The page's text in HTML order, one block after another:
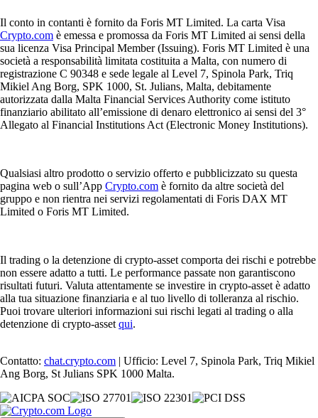
Il conto in contanti è fornito da Foris MT Limited. La carta Visa
Crypto.com è emessa e promossa da Foris MT Limited ai sensi della
sua licenza Visa Principal Member (Issuing). Foris MT Limited è una
società a responsabilità limitata costituita a Malta, con numero di
registrazione C 90348 e sede legale al Level 7, Spinola Park, Triq
Mikiel Ang Borg, SPK 1000, St. Julians, Malta, debitamente
autorizzata dalla Malta Financial Services Authority come istituto
finanziario abilitato all’emissione di denaro elettronico ai sensi del 3°
Allegato al Financial Institutions Act (Electronic Money Institutions).
Qualsiasi altro prodotto o servizio offerto e pubblicizzato su questa
pagina web o sull’App Crypto.com è fornito da altre società del
gruppo e non rientra nei servizi regolamentati di Foris DAX MT
Limited o Foris MT Limited.
Il trading o la detenzione di crypto-asset comporta dei rischi e potrebbe
non essere adatto a tutti. Le performance passate non garantiscono
risultati futuri. Valuta attentamente se investire in crypto-asset è adatto
alla tua situazione finanziaria e al tuo livello di tolleranza al rischio.
Puoi trovare ulteriori informazioni sui rischi legati al trading o alla
detenzione di crypto-asset qui.
Contatto: chat.crypto.com | Ufficio: Level 7, Spinola Park, Triq Mikiel
Ang Borg, St Julians SPK 1000 Malta.